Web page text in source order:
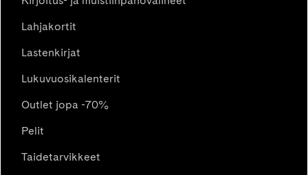
Lahjakortit
Lastenkirjat
Lukuvuosikalenterit
Outlet jopa -70%
Pelit
Taidetarvikkeet